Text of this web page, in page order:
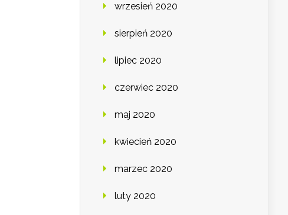
wrzesień 2020
sierpień 2020
lipiec 2020
czerwiec 2020
maj 2020
kwiecień 2020
marzec 2020
luty 2020